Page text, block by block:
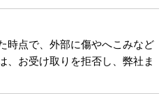
時点で、外部に傷やへこみなど
、お受け取りを拒否し、弊社ま